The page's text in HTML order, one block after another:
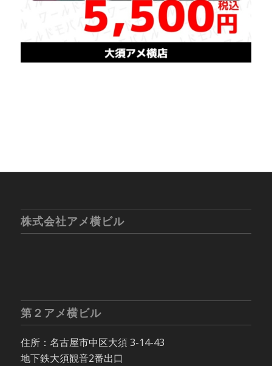
株式会社アメ横ビル
第２アメ横ビル
住所：名古屋市中区大須 3-14-43
地下鉄大須観音2番出口